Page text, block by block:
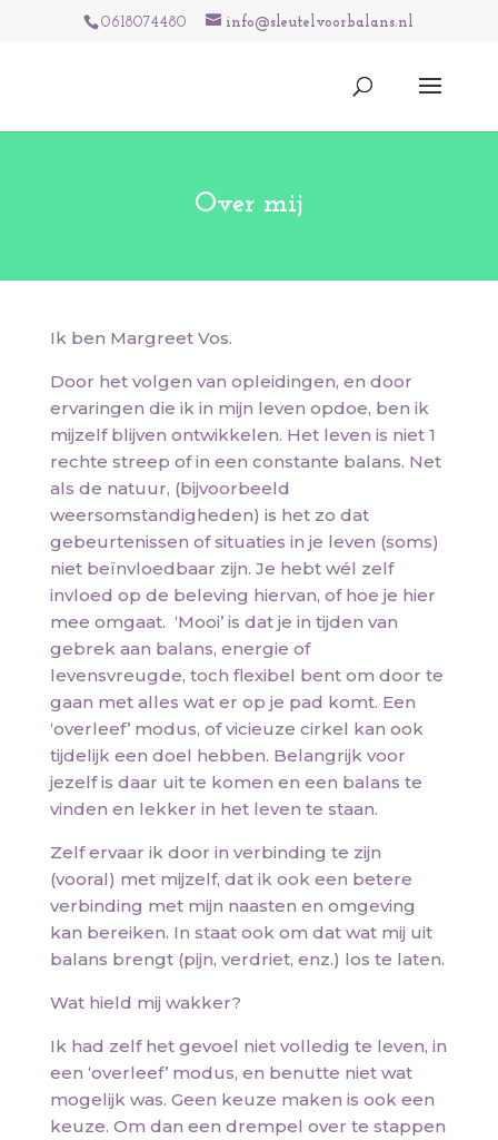
0618074480 info@sleutelvoorbalans.nl
Over mij
Ik ben Margreet Vos.
Door het volgen van opleidingen, en door
ervaringen die ik in mijn leven opdoe, ben ik
mijzelf blijven ontwikkelen. Het leven is niet 1
rechte streep of in een constante balans. Net
als de natuur, (bijvoorbeeld
weersomstandigheden) is het zo dat
gebeurtenissen of situaties in je leven (soms)
niet beïnvloedbaar zijn. Je hebt wél zelf
invloed op de beleving hiervan, of hoe je hier
mee omgaat. ‘Mooi’ is dat je in tijden van
gebrek aan balans, energie of
levensvreugde, toch flexibel bent om door te
gaan met alles wat er op je pad komt. Een
‘overleef’ modus, of vicieuze cirkel kan ook
tijdelijk een doel hebben. Belangrijk voor
jezelf is daar uit te komen en een balans te
vinden en lekker in het leven te staan.
Zelf ervaar ik door in verbinding te zijn
(vooral) met mijzelf, dat ik ook een betere
verbinding met mijn naasten en omgeving
kan bereiken. In staat ook om dat wat mij uit
balans brengt (pijn, verdriet, enz.) los te laten.
Wat hield mij wakker?
Ik had zelf het gevoel niet volledig te leven, in
een ‘overleef’ modus, en benutte niet wat
mogelijk was. Geen keuze maken is ook een
keuze. Om dan een drempel over te stappen